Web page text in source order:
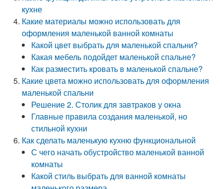
кухне
Какие материалы можно использовать для
оформления маленькой ванной комнаты
Какой цвет выбрать для маленькой спальни?
Какая мебель подойдет маленькой спальне?
Как разместить кровать в маленькой спальне?
Какие цвета можно использовать для оформления
маленькой спальни
Решение 2. Столик для завтраков у окна
Главные правила создания маленькой, но
стильной кухни
Как сделать маленькую кухню функциональной
С чего начать обустройство маленькой ванной
комнаты
Какой стиль выбрать для ванной комнаты